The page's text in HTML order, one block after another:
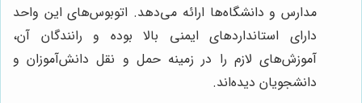
مدارس و دانشگاه‌ها ارائه می‌دهد. اتوبوس‌های این واحد
دارای استانداردهای ایمنی بالا بوده و رانندگان آن،
آموزش‌های لازم را در زمینه حمل و نقل دانش‌آموزان و
دانشجویان دیده‌اند.